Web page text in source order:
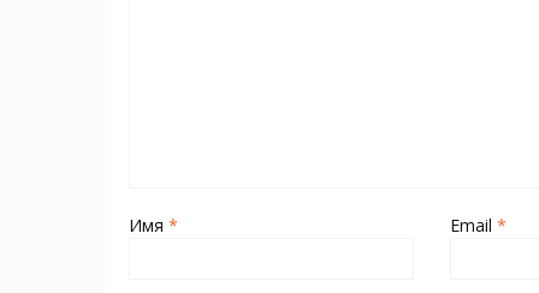
Имя * Email *